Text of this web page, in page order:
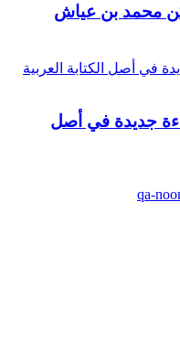
محمد بن عياش
في أصل الكتابة العربية
جديدة في أصل